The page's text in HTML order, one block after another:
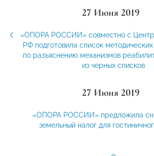
27 Июня 2019
«ОПОРА РОССИИ» совместно с
РФ подготовила список
по разъяснению механизмов
из черных списков
27 Июня 2019
«ОПОРА РОССИИ» предложила
земельный налог для